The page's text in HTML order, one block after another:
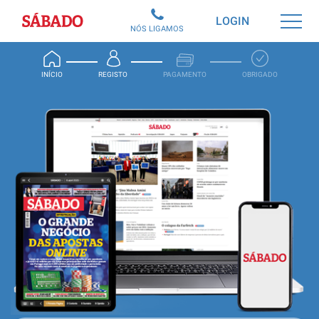
Sábado
INÍCIO REGISTO PAGAMENTO OBRIGADO
LOGIN
NÓS LIGAMOS